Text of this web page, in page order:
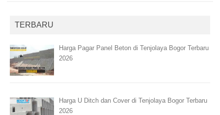
TERBARU
Harga Pagar Panel Beton di Tenjolaya Bogor Terbaru
2026
Harga U Ditch dan Cover di Tenjolaya Bogor Terbaru
2026